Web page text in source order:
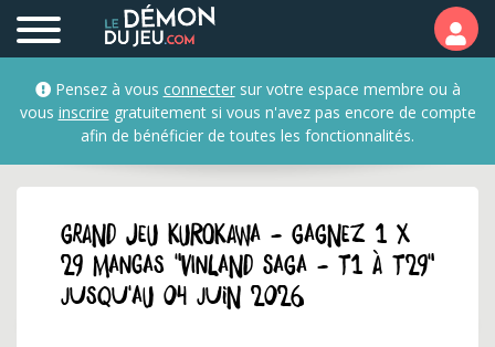
Pensez à vous connectersur votre espace membre ou à
vous inscrire gratuitement si vous n'avez pas encore de compte
afin de bénéficier de toutes les fonctionnalités.
GRAND JEU kurokawa - Gagnez 1 x
29 mangas "Vinland Saga - T1 à T29"
jusqu'au 04 juin 2026